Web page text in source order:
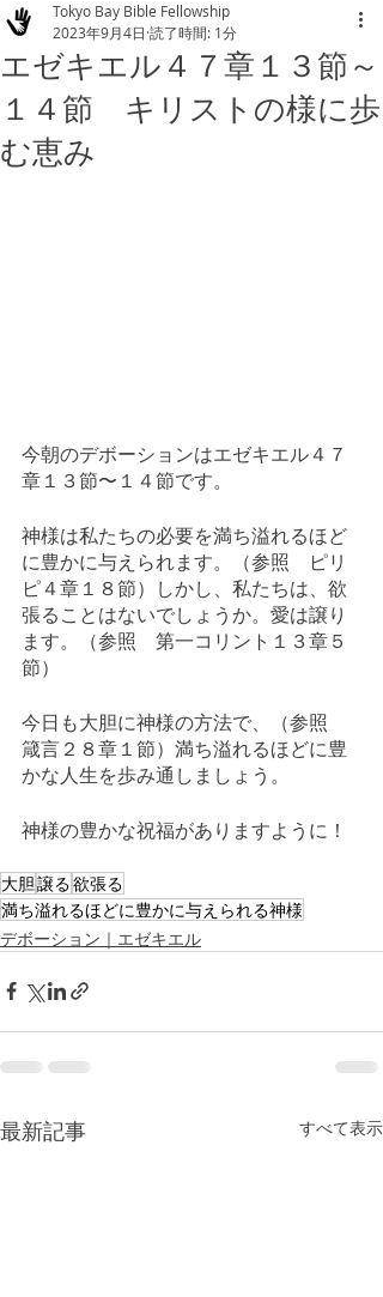
エゼキエル４７章１３節～
１４節 キリストの様に歩
む恵み
Tokyo Bay Bible Fellowship
2023年9月4日 読了時間: 1分
今朝のデボーションはエゼキエル４７
章１３節〜１４節です。
神様は私たちの必要を満ち溢れるほど
に豊かに与えられます。（参照　ピリ
ピ４章１８節）しかし、私たちは、欲
張ることはないでしょうか。愛は譲り
ます。（参照　第一コリント１３章５
節）
今日も大胆に神様の方法で、（参照
箴言２８章１節）満ち溢れるほどに豊
かな人生を歩み通しましょう。
神様の豊かな祝福がありますように！
大胆譲る欲張る
満ち溢れるほどに豊かに与えられる神様
デボーション｜エゼキエル
最新記事 すべて表示